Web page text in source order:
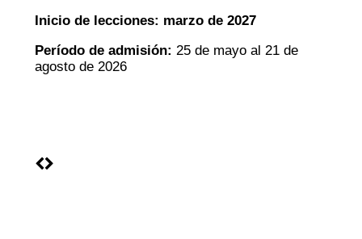
Inicio de lecciones: marzo de 2027
Período de admisión: 25 de mayo al 21 de
agosto de 2026